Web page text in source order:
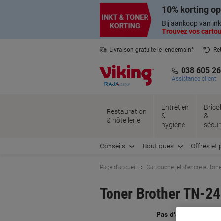
10% korting
Bij aankoop van
Trouvez vos
Livraison gratuite le lendemain*
038 605
Assistance client
Restauration
& hôtellerie
Entretien
&
hygiène
&
Conseils Boutiques Offres et
Page d'accueil Cartouche jet d'encre et
Toner Brother TN-